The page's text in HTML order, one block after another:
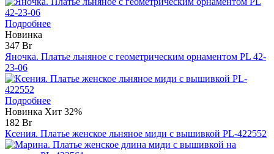
Подробнее
Новинка
347 Br
Яночка. Платье льняное с геометрическим орнаментом PL 42-
23-06
Подробнее
Новинка Хит 32%
182 Br
Ксения. Платье женское льняное миди с вышивкой PL-422552